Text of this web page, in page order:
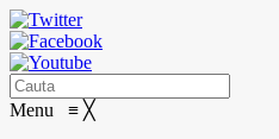
Menu ≡ ╳